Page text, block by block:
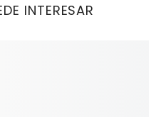
INTERESAR